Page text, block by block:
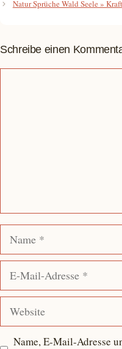
Natur Sprüche Wald Seele »
Schreibe einen
Name
Mail-
Website
Name, E-Mail-Adresse